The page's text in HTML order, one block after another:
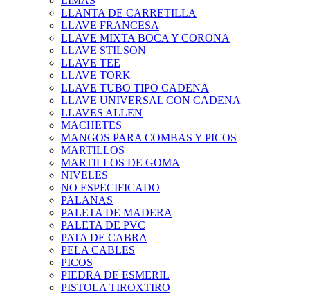
LLANTA DE CARRETILLA
LLAVE FRANCESA
LLAVE MIXTA BOCA Y CORONA
LLAVE STILSON
LLAVE TEE
LLAVE TORK
LLAVE TUBO TIPO CADENA
LLAVE UNIVERSAL CON CADENA
LLAVES ALLEN
MACHETES
MANGOS PARA COMBAS Y PICOS
MARTILLOS
MARTILLOS DE GOMA
NIVELES
NO ESPECIFICADO
PALANAS
PALETA DE MADERA
PALETA DE PVC
PATA DE CABRA
PELA CABLES
PICOS
PIEDRA DE ESMERIL
PISTOLA TIROXTIRO